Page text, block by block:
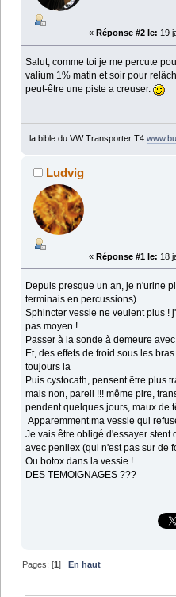
« Réponse #2 le: 19
Salut, comme toi je me percute
valium 1% matin et soir pour
peut-être une piste a creuser.
la bible du VW Transporter T4
Ludvig
« Réponse #1 le: 18
Depuis presque un an, je n'urine
terminais en percussions)
Sphincter vessie ne veulent plus !
pas moyen !
Passer à la sonde à demeure
Et, des effets de froid sous les
toujours la
Puis cystocath, pensent être plus
mais non, pareil !!! même pire,
pendent quelques jours, maux de
Apparemment ma vessie qui
Je vais être obligé d'essayer stent
avec penilex (qui n'est pas sur de
Ou botox dans la vessie !
DES TEMOIGNAGES ???
Pages: [1]En haut